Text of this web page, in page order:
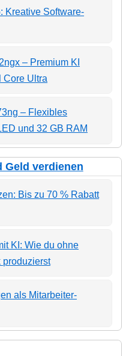
Kreative Software-
– Premium KI
Core Ultra
– Flexibles
und 32 GB RAM
Geld verdienen
Bis zu 70 % Rabatt
KI: Wie du ohne
produzierst
als Mitarbeiter-